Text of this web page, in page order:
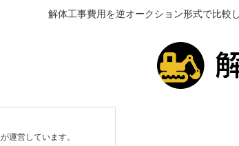
解体工事費用を逆オークション形式で比較
運営しています。